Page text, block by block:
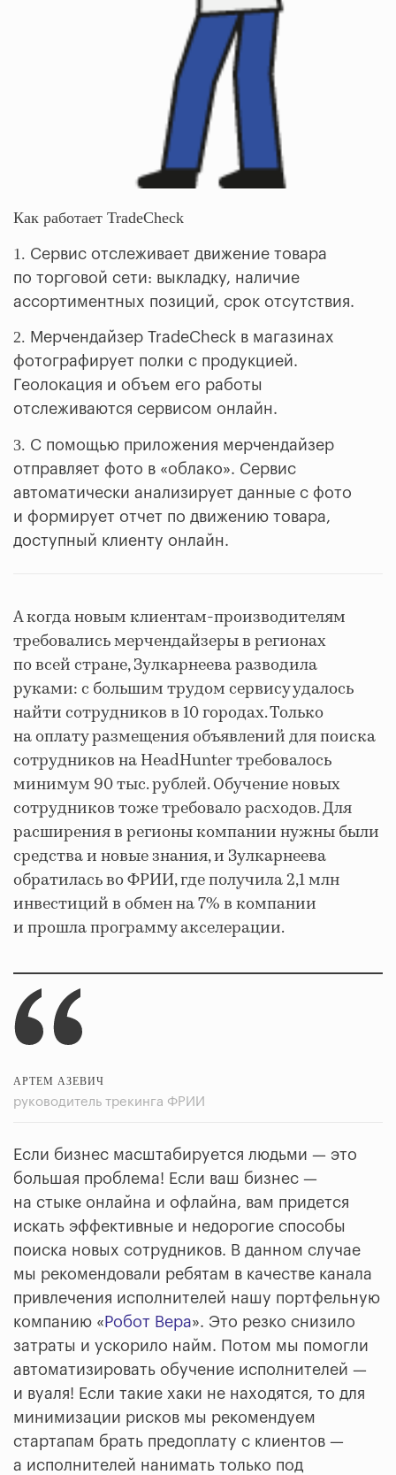
Как работает TradeCheck
1. Сервис отслеживает движение товара
по торговой сети: выкладку, наличие
ассортиментных позиций, срок отсутствия.
2. Мерчендайзер TradeCheck в магазинах
фотографирует полки с продукцией.
Геолокация и объем его работы
отслеживаются сервисом онлайн.
3. С помощью приложения мерчендайзер
отправляет фото в «облако». Сервис
автоматически анализирует данные с фото
и формирует отчет по движению товара,
доступный клиенту онлайн.
А когда новым клиентам-производителям
требовались мерчендайзеры в регионах
по всей стране, Зулкарнеева разводила
руками: с большим трудом сервису удалось
найти сотрудников в 10 городах. Только
на оплату размещения объявлений для поиска
сотрудников на HeadHunter требовалось
минимум 90 тыс. рублей. Обучение новых
сотрудников тоже требовало расходов. Для
расширения в регионы компании нужны были
средства и новые знания, и Зулкарнеева
обратилась во ФРИИ, где получила 2,1 млн
инвестиций в обмен на 7% в компании
и прошла программу акселерации.
АРТЕМ АЗЕВИЧ
руководитель трекинга ФРИИ
Если бизнес масштабируется людьми — это
большая проблема! Если ваш бизнес —
на стыке онлайна и офлайна, вам придется
искать эффективные и недорогие способы
поиска новых сотрудников. В данном случае
мы рекомендовали ребятам в качестве канала
привлечения исполнителей нашу портфельную
компанию « Робот Вера». Это резко снизило
затраты и ускорило найм. Потом мы помогли
автоматизировать обучение исполнителей —
и вуаля! Если такие хаки не находятся, то для
минимизации рисков мы рекомендуем
стартапам брать предоплату с клиентов —
а исполнителей нанимать только под